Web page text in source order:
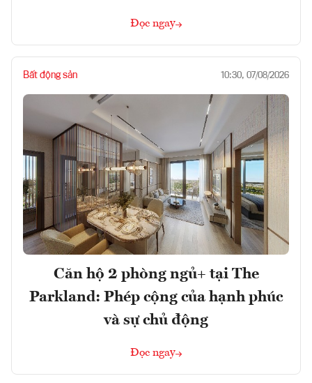
Đọc ngay
Bất động sản 10:30, 07/08/2026
Căn hộ 2 phòng ngủ+ tại The
Parkland: Phép cộng của hạnh phúc
và sự chủ động
Đọc ngay